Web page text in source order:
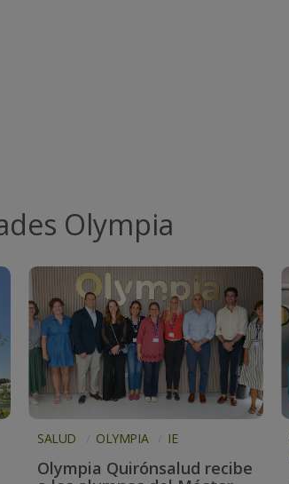
Olympia
SALUD OLYMPIA IE
Olympia Quirónsalud recibe